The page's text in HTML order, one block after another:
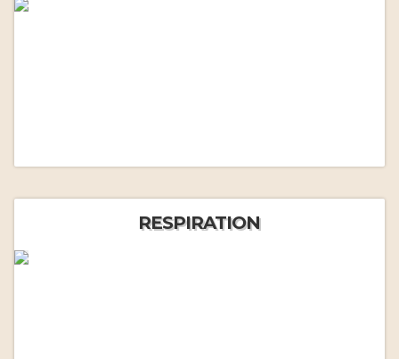
RESPIRATION